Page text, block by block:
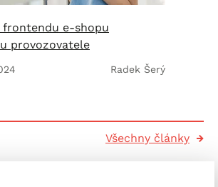
frontendu e-shopu
provozovatele
Radek Šerý
Všechny články